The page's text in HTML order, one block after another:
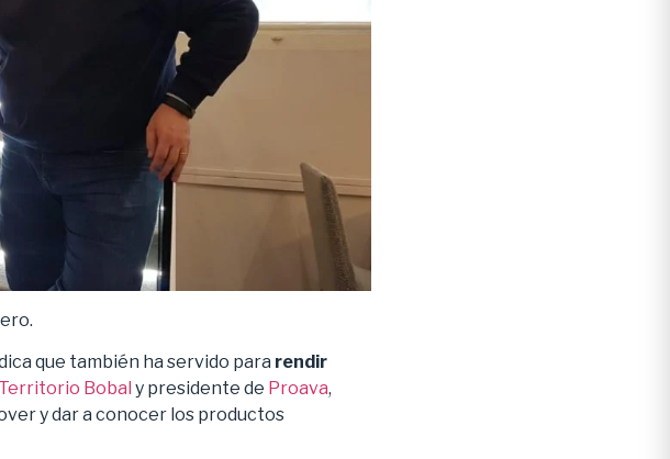
que también ha servido para rendir
Bobal y presidente de Proava,
y dar a conocer los productos